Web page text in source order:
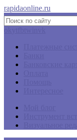
rapidaonline.ru